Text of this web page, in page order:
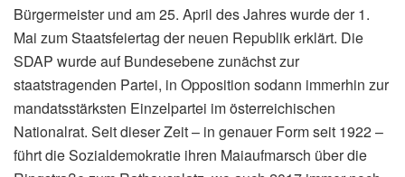
Bürgermeister und am 25. April des Jahres wurde der 1.
Mai zum Staatsfeiertag der neuen Republik erklärt. Die
SDAP wurde auf Bundesebene zunächst zur
staatstragenden Partei, in Opposition sodann immerhin zur
mandatsstärksten Einzelpartei im österreichischen
Nationalrat. Seit dieser Zeit – in genauer Form seit 1922 –
führt die Sozialdemokratie ihren Maiaufmarsch über die